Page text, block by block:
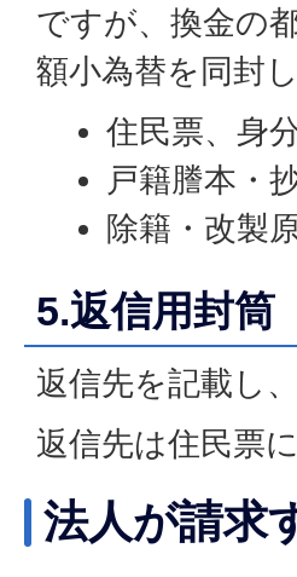
ですが、換金の
額小為替を同封
住民票、身
戸籍謄本・
除籍・改製
5.返信用封筒
返信先を記載し
返信先は住民票
法人が請求